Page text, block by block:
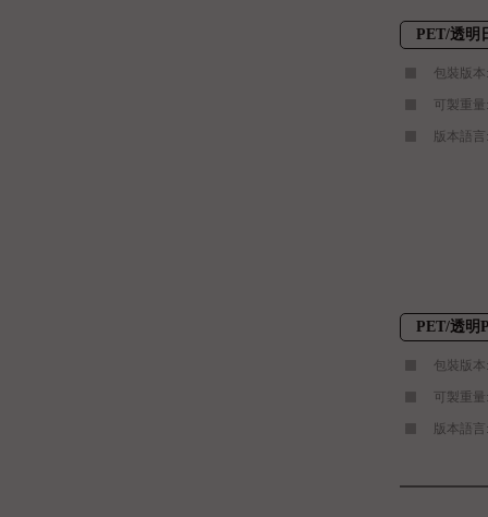
PET/透明
包裝版
可製重量
版本語
PET/透明
包裝版本
可製重量
版本語